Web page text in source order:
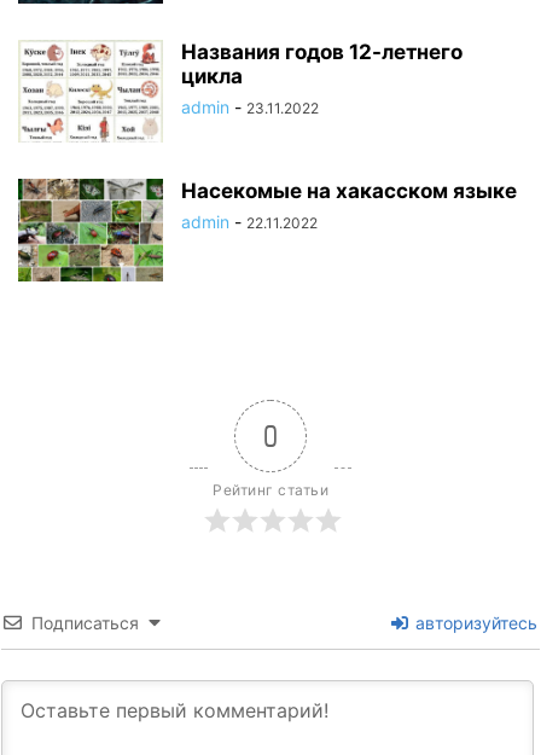
Названия годов 12-летнего
цикла
admin - 23.11.2022
Насекомые на хакасском языке
admin - 22.11.2022
0
Рейтинг статьи
Подписаться авторизуйтесь